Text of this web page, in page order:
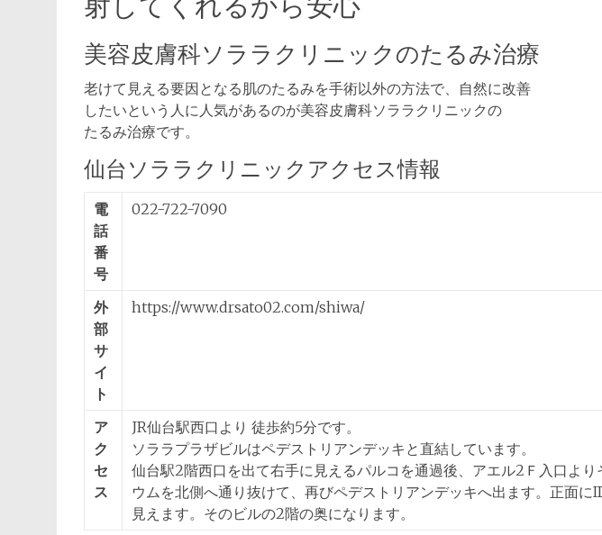
美容皮膚科ソララクリニックのたるみ治療
老けて見える要因となる肌のたるみを手術以外の方法で、自然に改善
したいという人に人気があるのが美容皮膚科ソララクリニックの
たるみ治療です。
仙台ソララクリニックアクセス情報
電
話
番
号
022-722-7090
外
部
サ
イ
ト
https://www.drsato02.com/shiwa/
ア
ク
セ
ス
JR仙台駅西口より 徒歩約5分です。
ソララプラザビルはペデストリアンデッキと直結しています。
仙台駅2階西口を出て右手に見えるパルコを通過後、アエル2Ｆ入口より
ウムを北側へ通り抜けて、再びペデストリアンデッキへ出ます。正面に
見えます。そのビルの2階の奥になります。